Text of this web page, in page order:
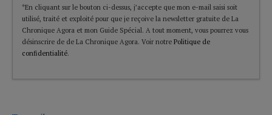
*En cliquant sur le bouton ci-dessus, j’accepte que mon e-mail saisi soit
utilisé, traité et exploité pour que je reçoive la newsletter gratuite de La
Chronique Agora et mon Guide Spécial. A tout moment, vous pourrez vous
désinscrire de de La Chronique Agora. Voir notre Politique de
confidentialité.